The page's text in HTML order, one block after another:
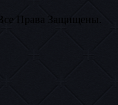
Права Защищены.